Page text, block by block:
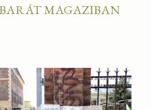
MAGAZIBAN